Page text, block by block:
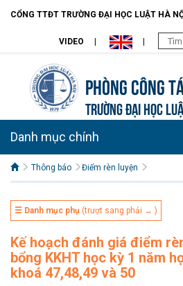
CỔNG TTĐT TRƯỜNG ĐẠI HỌC LUẬT HÀ
VIDEO
Phòng Công
TRƯỜNG ĐẠI HỌC
Danh mục chính
Thông báo Điểm rèn luyện
☰ Danh mục phụ (trượt sang phải → )
Kế hoạch đánh giá điểm
bổng KKHT học kỳ 1 năm
khoá 47,48,49 và 50